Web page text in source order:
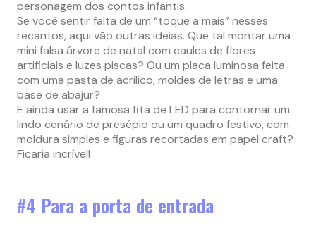
personagem dos contos infantis.
Se você sentir falta de um “toque a mais” nesses
recantos, aqui vão outras ideias. Que tal montar uma
mini falsa árvore de natal com caules de flores
artificiais e luzes piscas? Ou um placa luminosa feita
com uma pasta de acrílico, moldes de letras e uma
base de abajur?
E ainda usar a famosa fita de LED para contornar um
lindo cenário de presépio ou um quadro festivo, com
moldura simples e figuras recortadas em papel craft?
Ficaria incrível!
#4 Para a porta de entrada